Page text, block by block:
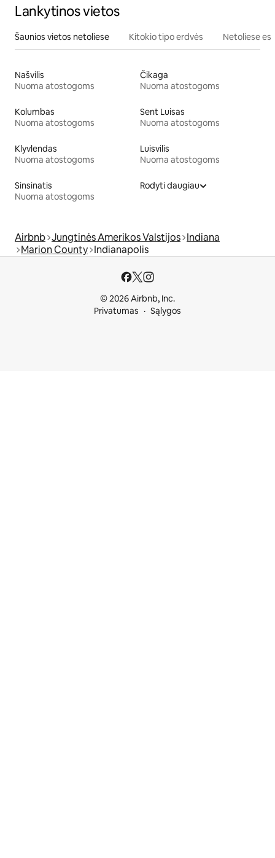
Lankytinos vietos
Šaunios vietos netoliese Kitokio tipo erdvės Netoliese
Našvilis
Nuoma atostogoms
Čikaga
Nuoma atostogoms
Kolumbas
Nuoma atostogoms
Sent Luisas
Nuoma atostogoms
Klyvlendas
Nuoma atostogoms
Luisvilis
Nuoma atostogoms
Sinsinatis
Nuoma atostogoms
Rodyti daugiau
Airbnb Jungtinės Amerikos Valstijos Indiana
Marion County Indianapolis
© 2026 Airbnb, Inc.
Privatumas
Sąlygos